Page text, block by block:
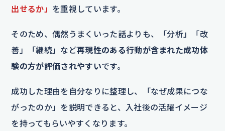
出せるか」 を重視しています。
そのため、偶然うまくいった話よりも、「分析」「改
善」「継続」など再現性のある行動が含まれた成功体
験の方が評価されやすいです。
成功した理由を自分なりに整理し、「なぜ成果につな
がったのか」を説明できると、入社後の活躍イメージ
を持ってもらいやすくなります。